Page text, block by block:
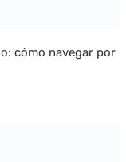
cómo navegar por